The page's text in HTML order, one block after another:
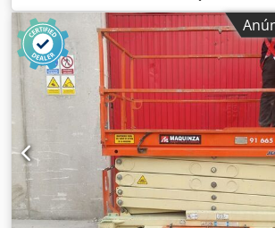
alimentação de papel (mm): 350x450mm
de corte e vinco (mm): 1300x960mm
boca (mm): 8mm Pressão máxima de
350N/cm² Crodpow Rwipjfx Angsf Papel
200–2000g/m² / 10mm (espessura
corte e vinco (mm): ±0,1mm Velocidade
(folhas/hora): 5500 folhas/h Altura
alimentação de papel (mm): 1400mm
Altura mínima da pilha de saída de papel
(acima do nível) Potência total (KW):
máquina (T): 19T Dimensões gerais: